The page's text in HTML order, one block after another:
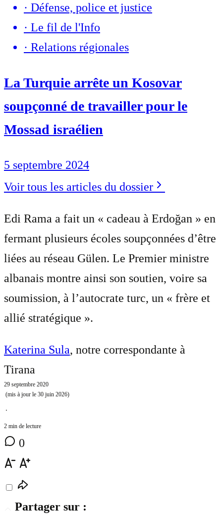
· Défense, police et justice
· Le fil de l'Info
· Relations régionales
La Turquie arrête un Kosovar
soupçonné de travailler pour le
Mossad israélien
5 septembre 2024
Voir tous les articles du dossier
Edi Rama a fait un « cadeau à Erdoğan » en
fermant plusieurs écoles soupçonnées d’être
liées au réseau Gülen. Le Premier ministre
albanais montre ainsi son soutien, voire sa
soumission, à l’autocrate turc, un « frère et
allié stratégique ».
Katerina Sula, notre correspondante à
Tirana
29 septembre 2020
(mis à jour le 30 juin 2026)
⋅
2 min de lecture
0
Partager sur :